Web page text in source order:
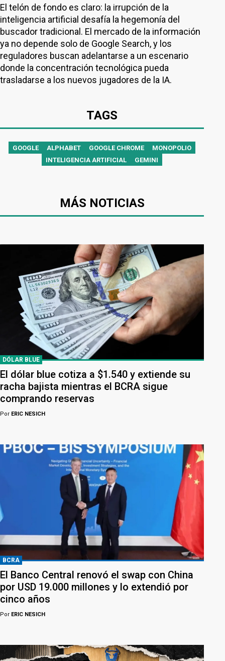
El telón de fondo es claro: la irrupción de la
inteligencia artificial desafía la hegemonía del
buscador tradicional. El mercado de la información
ya no depende solo de Google Search, y los
reguladores buscan adelantarse a un escenario
donde la concentración tecnológica pueda
trasladarse a los nuevos jugadores de la IA.
TAGS
GOOGLE ALPHABET GOOGLE CHROME
MONOPOLIO
INTELIGENCIA ARTIFICIAL
GEMINI
MÁS NOTICIAS
DÓLAR BLUE
El dólar blue cotiza a $1.540 y extiende su
racha bajista mientras el BCRA sigue
comprando reservas
Por ERIC NESICH
BCRA
El Banco Central renovó el swap con China
por USD 19.000 millones y lo extendió por
cinco años
Por ERIC NESICH